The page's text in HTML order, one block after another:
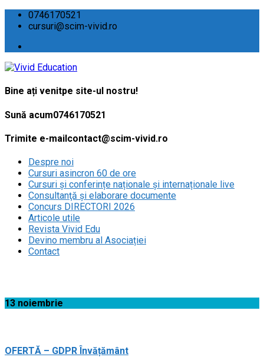
0746170521
cursuri@scim-vivid.ro
Bine ați venitpe site-ul nostru!
Sună acum0746170521
Trimite e-mailcontact@scim-vivid.ro
Despre noi
Cursuri asincron 60 de ore
Cursuri și conferințe naționale și internaționale live
Consultanţă și elaborare documente
Concurs DIRECTORI 2026
Articole utile
Revista Vivid Edu
Devino membru al Asociației
Contact
13 noiembrie
OFERTĂ – GDPR Învățământ